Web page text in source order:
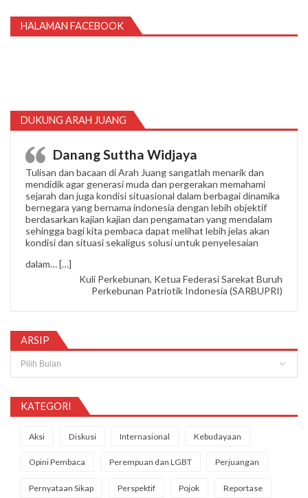
HALAMAN FACEBOOK
DUKUNG ARAH JUANG
Danang Suttha Widjaya
Tulisan dan bacaan di Arah Juang sangatlah menarik dan
mendidik agar generasi muda dan pergerakan memahami
sejarah dan juga kondisi situasional dalam berbagai dinamika
bernegara yang bernama indonesia dengan lebih objektif
berdasarkan kajian kajian dan pengamatan yang mendalam
sehingga bagi kita pembaca dapat melihat lebih jelas akan
kondisi dan situasi sekaligus solusi untuk penyelesaian
dalam…[…]
Kuli Perkebunan, Ketua Federasi Sarekat Buruh
Perkebunan Patriotik Indonesia (SARBUPRI)
ARSIP
KATEGORI
Aksi Diskusi Internasional Kebudayaan
Opini Pembaca Perempuan dan LGBT Perjuangan
Pernyataan Sikap Perspektif Pojok Reportase